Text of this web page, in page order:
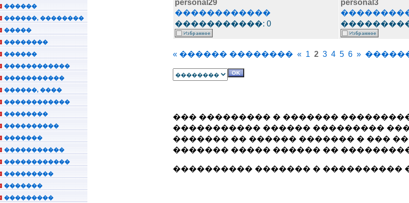
������
������, ��������
�����
��������
������
������������
�����������
������, ����
������������
��������
����������
�������
�����������
������������
���������
�������
���������
personal29
������������
�����������: 0
personal3
« ������ �������� « 1 2 3 4 5 6 »
��� ��������� � �������
����������� ������ ���������
������� �� ������ ������� � ���
������� ����� ������ ��
���������� ������� � ����������